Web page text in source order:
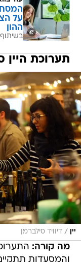
על
ההון
תערוכת היין
יין / דיוויד סילברמן
מה קורה: